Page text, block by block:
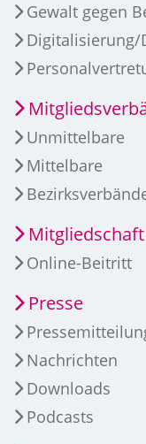
Gewalt gegen
Digitalisierung/
Unmittelbare
Mittelbare
Mitgliedschaft
Online-Beitritt
Presse
Nachrichten
Downloads
Podcasts